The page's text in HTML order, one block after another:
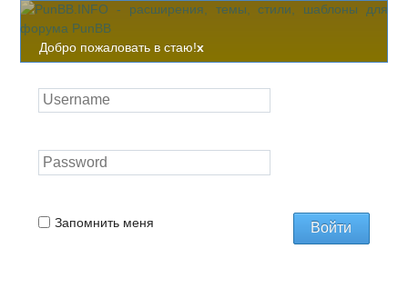
Добро пожаловать в стаю!x
Запомнить меня